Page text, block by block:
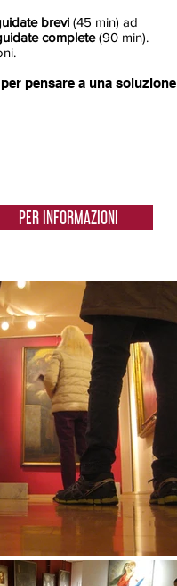
brevi (45 min) ad
complete(90 min).
pensare a una soluzione
PER INFORMAZIONI